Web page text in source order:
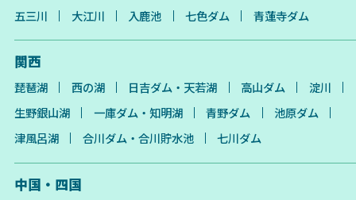
五三川 大江川 入鹿池 七色ダム 青蓮寺ダム
関西
琵琶湖 西の湖 日吉ダム・天若湖 高山ダム
淀川
生野銀山湖
一庫ダム・知明湖 青野ダム
池原ダム
津風呂湖
合川ダム・合川貯水池 七川ダム
中国・四国